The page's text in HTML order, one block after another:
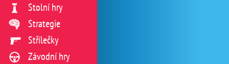
Stolní hry
Strategie
Střílečky
Závodní hry